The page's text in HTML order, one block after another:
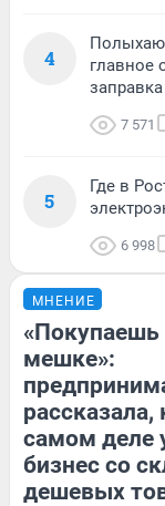
4
главное
7 571
5
Где в
6 998
МНЕНИЕ
«Покупаешь
мешке»:
рассказала,
самом деле
бизнес со
дешевых